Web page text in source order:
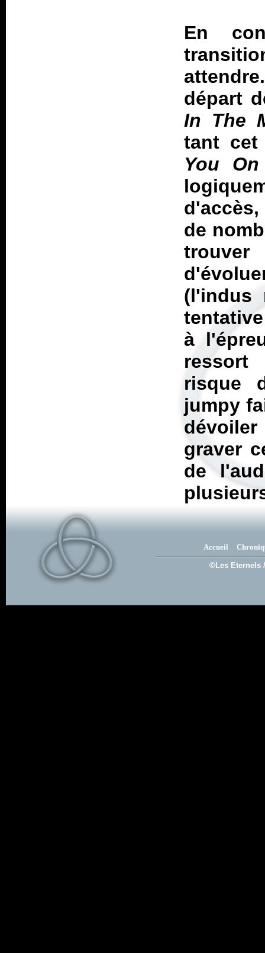
En
départ
In The
tant
You
d'accès,
de
(l'indus
à
risque
jumpy
graver
de
Accueil
©Les Eternels